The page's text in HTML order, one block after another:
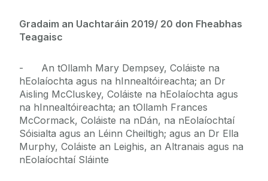
Gradaim an Uachtaráin 2019/ 20 don Fheabhas
Teagaisc
- An tOllamh Mary Dempsey, Coláiste na
hEolaíochta agus na hInnealtóireachta; an Dr
Aisling McCluskey, Coláiste na hEolaíochta agus
na hInnealtóireachta; an tOllamh Frances
McCormack, Coláiste na nDán, na nEolaíochtaí
Sóisialta agus an Léinn Cheiltigh; agus an Dr Ella
Murphy, Coláiste an Leighis, an Altranais agus na
nEolaíochtaí Sláinte